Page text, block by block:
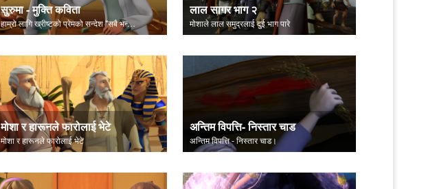
सुरुमा - मुक्ति कविता
हाम्रो लागि ख्रीष्टको प्रेमको सन्देश "सबै भन्दा सुरूमा" बाट नै दृश्यहरूमा सेट गरियो।
लाल सागर भाग २
मोशाले लाल समुद्रलाई दुई भाग पारे
मोशा र हारूनले फारोलाई भेटे
मोशा र हारूनले फारोलाई भेटे
अन्तिम विपत्ति- निस्तार चाड
अन्तिम विपत्ति - निस्तार चाड।